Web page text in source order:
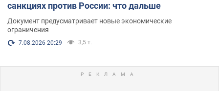
санкциях против России: что дальше
Документ предусматривает новые экономические
ограничения
7.08.2026 20:29 3,5 т.